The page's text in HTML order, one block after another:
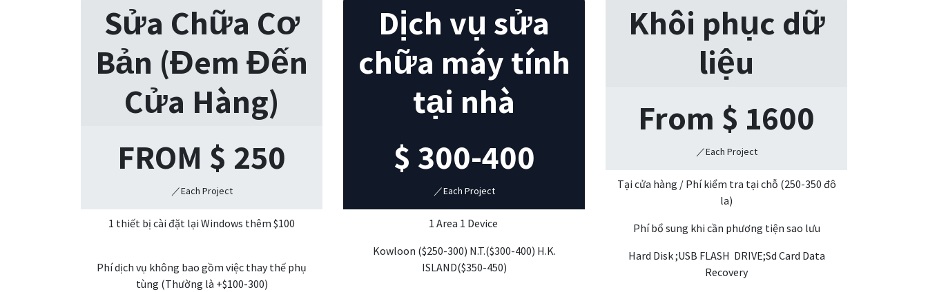
Sửa Chữa Cơ
Bản (Đem Đến
Cửa Hàng)
FROM $ 250
／Each Project
1 thiết bị cài đặt lại Windows thêm $100
Phí dịch vụ không bao gồm việc thay thế phụ
tùng (Thường là +$100-300)
Dịch vụ sửa
chữa máy tính
tại nhà
$ 300-400
／Each Project
1 Area 1 Device
Kowloon ($250-300) N.T.($300-400) H.K.
ISLAND($350-450)
Khôi phục dữ
liệu
From $ 1600
／Each Project
Tại cửa hàng / Phí kiểm tra tại chỗ (250-350 đô
la)
Phí bổ sung khi cần phương tiện sao lưu
Hard Disk ;USB FLASH DRIVE;Sd Card Data
Recovery